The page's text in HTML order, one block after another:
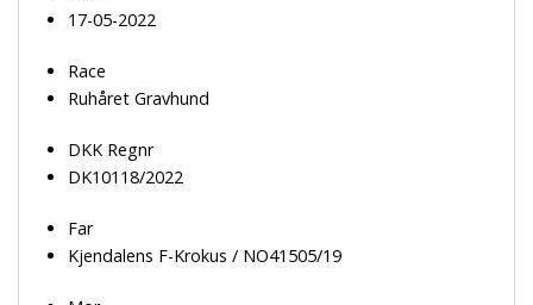
17-05-2022
Race
Ruhåret Gravhund
DKK Regnr
DK10118/2022
Far
Kjendalens F-Krokus / NO41505/19